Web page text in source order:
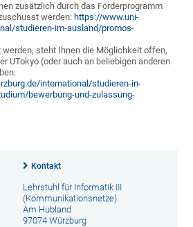
zusätzlich durch das Förderprogramm
werden: https://www.uni-
studieren-im-ausland/promos-
werden, steht Ihnen die Möglichkeit offen,
UTokyo (oder auch an beliebigen anderen
international/studieren-in-
bewerbung-und-zulassung-
Kontakt
Lehrstuhl für Informatik III
(Kommunikationsnetze)
Am Hubland
97074 Würzburg